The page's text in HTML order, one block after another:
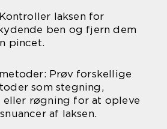
laksen for
ben og fjern dem
pincet.
Prøv forskellige
som stegning,
røgning for at opleve
af laksen.